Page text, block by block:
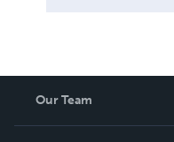
Our Team